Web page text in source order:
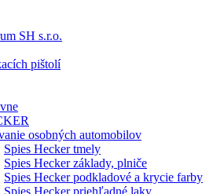
SH s.r.o.
pištolí
osobných automobilov
Spies Hecker tmely
Spies Hecker základy, plniče
Spies Hecker podkladové a krycie farby
Spies Hecker priehľadné laky